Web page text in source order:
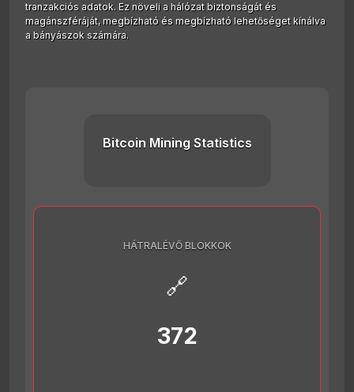
tranzakciós adatok. Ez növeli a hálózat biztonságát és
magánszféráját, megbízható és megbízható lehetőséget kínálva
a bányászok számára.
Bitcoin Mining Statistics
HÁTRALÉVŐ BLOKKOK
🔗
372